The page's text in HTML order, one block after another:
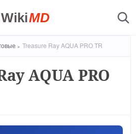
WikiMD
Treasure Ray AQUA PRO TR
AQUA PRO